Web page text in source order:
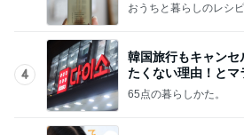
おうちと暮らしのレシ
4
韓国旅行もキャンセ
たくない理由！とマ
65点の暮らしかた。